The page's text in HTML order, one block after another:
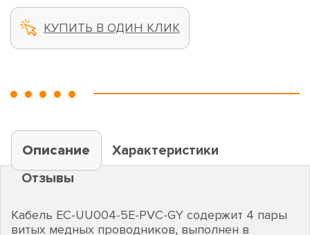
КУПИТЬ В ОДИН КЛИК
Описание
Характеристики
Отзывы
Кабель EC-UU004-5E-PVC-GY содержит 4 пары
витых медных проводников, выполнен в